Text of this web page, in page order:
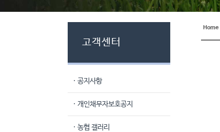
고객센터
· 공지사항
· 개인채무자보호공지
· 농협 갤러리
Home